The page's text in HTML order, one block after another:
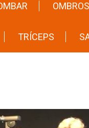
OMBROS
TRÍCEPS